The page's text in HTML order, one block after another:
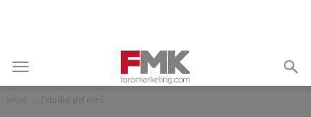
Inicio Estudio del mes